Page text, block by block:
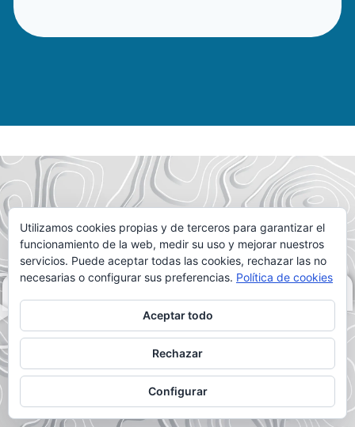
DALE AL PLAY
Utilizamos cookies propias y de terceros para garantizar el
funcionamiento de la web, medir su uso y mejorar nuestros
servicios. Puede aceptar todas las cookies, rechazar las no
necesarias o configurar sus preferencias. Política de cookies
Aceptar todo
Rechazar
Configurar